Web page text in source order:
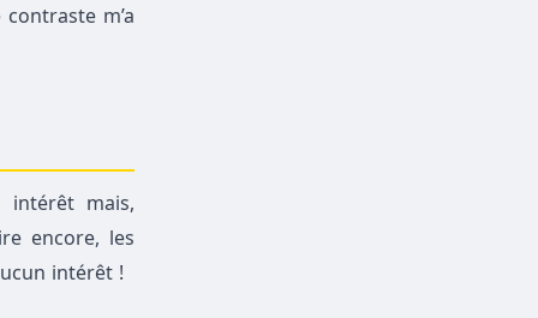
m’a
intérêt mais,
encore, les
intérêt !